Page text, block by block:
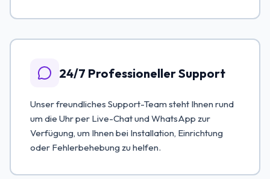
24/7 Professioneller Support
Unser freundliches Support-Team steht Ihnen rund
um die Uhr per Live-Chat und WhatsApp zur
Verfügung, um Ihnen bei Installation, Einrichtung
oder Fehlerbehebung zu helfen.